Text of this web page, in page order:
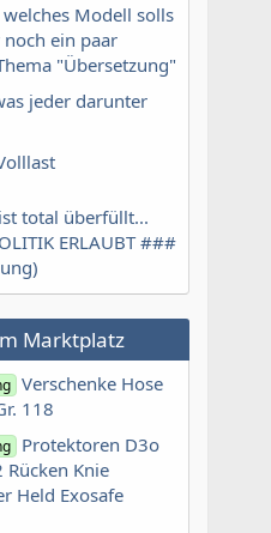
Modell solls
ein paar
"Übersetzung"
jeder darunter
total überfüllt...
ERLAUBT ###
Marktplatz
Verschenke Hose
118
Protektoren D3o
Rücken Knie
Held Exosafe